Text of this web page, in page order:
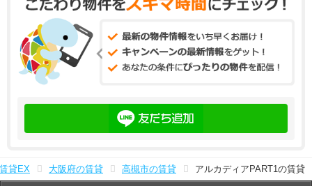
賃貸EX 大阪府の賃貸 高槻市の賃貸 アルカディアPART1の賃貸